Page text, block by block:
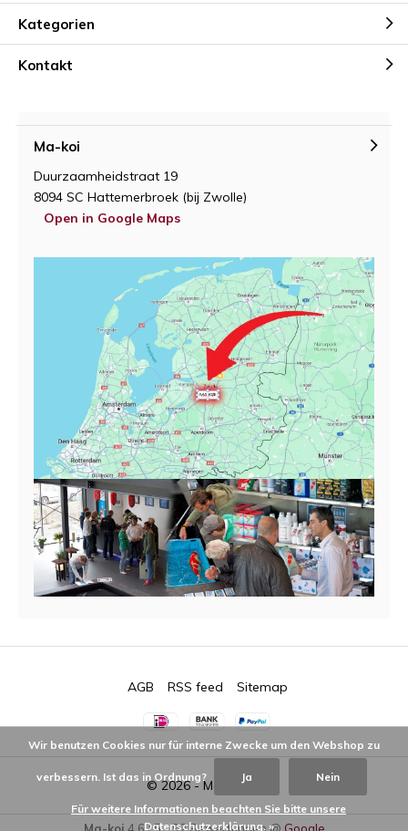
Kategorien
Kontakt
Ma-koi
Duurzaamheidstraat 19
8094 SC Hattemerbroek (bij Zwolle)
Open in Google Maps
© 2026 -Ma-koi
AGB RSS feed Sitemap
Wir benutzen Cookies nur für interne Zwecke um den Webshop zu
verbessern. Ist das in Ordnung? Ja Nein
Für weitere Informationen beachten Sie bitte unsere
Datenschutzerklärung. »